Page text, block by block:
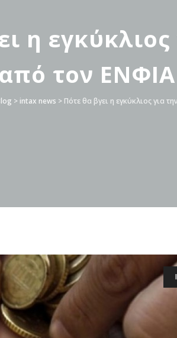
η
τον ΕΝΦΙΑ
> intax news > Πότε θα βγει η εγκύκλιος για